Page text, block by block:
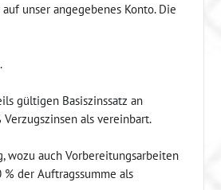
unser angegebenes Konto. Die
gültigen Basiszinssatz an
als vereinbart.
wozu auch Vorbereitungsarbeiten
der Auftragssumme als